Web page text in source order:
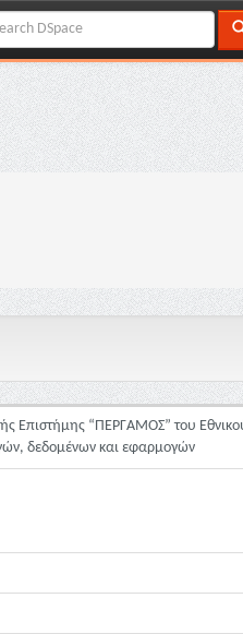
Επιστήμης “ΠΕΡΓΑΜΟΣ” του
δεδομένων και εφαρμογών